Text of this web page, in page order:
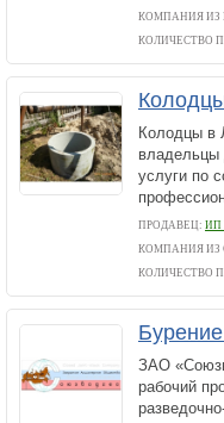
КОМПАНИЯ ИЗ
КОЛИЧЕСТВО
Колодцы в
владельцы
услуги по
ПРОДАВЕЦ: ИП
КОМПАНИЯ ИЗ
КОЛИЧЕСТВО
ЗАО
рабочий